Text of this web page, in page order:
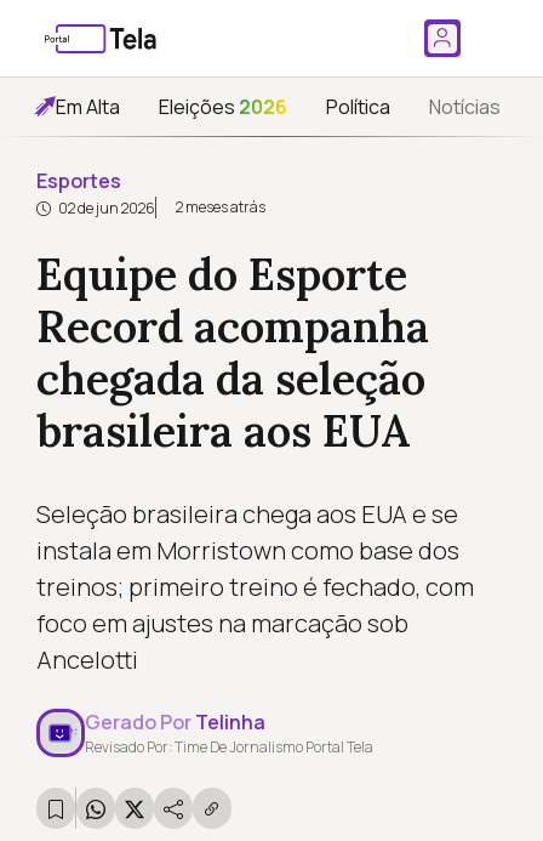
Em Alta Eleições 2026 Política Notícias
Esportes
02 de jun 2026 2 meses atrás
Equipe do Esporte
Record acompanha
chegada da seleção
brasileira aos EUA
Seleção brasileira chega aos EUA e se
instala em Morristown como base dos
treinos; primeiro treino é fechado, com
foco em ajustes na marcação sob
Ancelotti
Gerado PorTelinha
Revisado Por: Time De Jornalismo Portal Tela